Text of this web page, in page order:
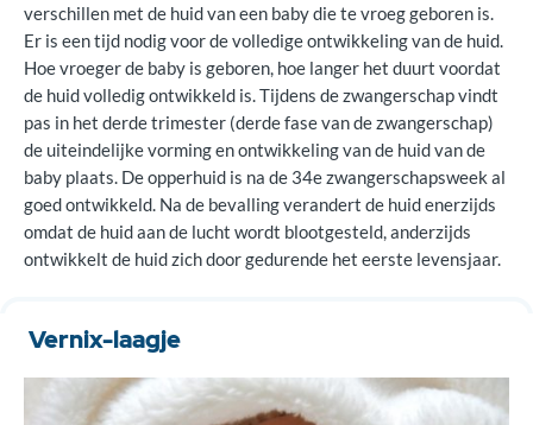
verschillen met de huid van een baby die te vroeg geboren is.
Er is een tijd nodig voor de volledige ontwikkeling van de huid.
Hoe vroeger de baby is geboren, hoe langer het duurt voordat
de huid volledig ontwikkeld is. Tijdens de zwangerschap vindt
pas in het derde trimester (derde fase van de zwangerschap)
de uiteindelijke vorming en ontwikkeling van de huid van de
baby plaats. De opperhuid is na de 34e zwangerschapsweek al
goed ontwikkeld. Na de bevalling verandert de huid enerzijds
omdat de huid aan de lucht wordt blootgesteld, anderzijds
ontwikkelt de huid zich door gedurende het eerste levensjaar.
Vernix-laagje